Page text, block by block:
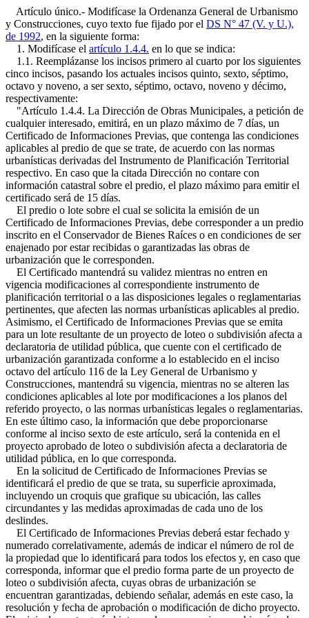
Artículo único.- Modifícase la Ordenanza General de Urbanismo
y Construcciones, cuyo texto fue fijado por el DS N° 47 (V. y U.),
de 1992, en la siguiente forma:
1. Modifícase el artículo 1.4.4. en lo que se indica:
1.1. Reemplázanse los incisos primero al cuarto por los siguientes
cinco incisos, pasando los actuales incisos quinto, sexto, séptimo,
octavo y noveno, a ser sexto, séptimo, octavo, noveno y décimo,
respectivamente:
"Artículo 1.4.4. La Dirección de Obras Municipales, a petición de
cualquier interesado, emitirá, en un plazo máximo de 7 días, un
Certificado de Informaciones Previas, que contenga las condiciones
aplicables al predio de que se trate, de acuerdo con las normas
urbanísticas derivadas del Instrumento de Planificación Territorial
respectivo. En caso que la citada Dirección no contare con
información catastral sobre el predio, el plazo máximo para emitir el
certificado será de 15 días.
El predio o lote sobre el cual se solicita la emisión de un
Certificado de Informaciones Previas, debe corresponder a un predio
inscrito en el Conservador de Bienes Raíces o en condiciones de ser
enajenado por estar recibidas o garantizadas las obras de
urbanización que le corresponden.
El Certificado mantendrá su validez mientras no entren en
vigencia modificaciones al correspondiente instrumento de
planificación territorial o a las disposiciones legales o reglamentarias
pertinentes, que afecten las normas urbanísticas aplicables al predio.
Asimismo, el Certificado de Informaciones Previas que se emita
para un lote resultante de un proyecto de loteo o subdivisión afecta a
declaratoria de utilidad pública, que cuente con el certificado de
urbanización garantizada conforme a lo establecido en el inciso
octavo del artículo 116 de la Ley General de Urbanismo y
Construcciones, mantendrá su vigencia, mientras no se alteren las
condiciones aplicables al lote por modificaciones a los planos del
referido proyecto, o las normas urbanísticas legales o reglamentarias.
En este último caso, la información que debe proporcionarse
conforme al inciso sexto de este artículo, será la contenida en el
proyecto aprobado de loteo o subdivisión afecta a declaratoria de
utilidad pública, en lo que corresponda.
En la solicitud de Certificado de Informaciones Previas se
identificará el predio de que se trata, su superficie aproximada,
incluyendo un croquis que grafique su ubicación, las calles
circundantes y las medidas aproximadas de cada uno de los
deslindes.
El Certificado de Informaciones Previas deberá estar fechado y
numerado correlativamente, además de indicar el número de rol de
la propiedad que lo identificará para todos los efectos y, en caso que
corresponda, informar que el predio forma parte de un proyecto de
loteo o subdivisión afecta, cuyas obras de urbanización se
encuentran garantizadas, debiendo señalar, además en este caso, la
resolución y fecha de aprobación o modificación de dicho proyecto.